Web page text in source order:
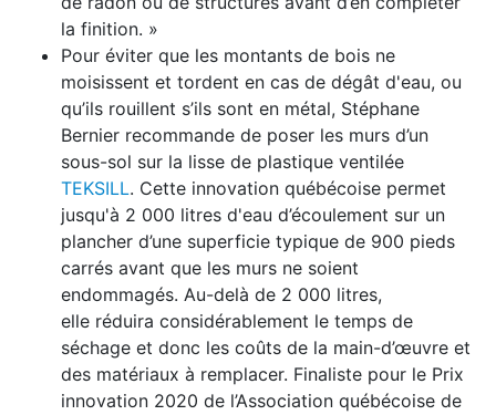
la finition. »
Pour éviter que les montants de bois ne
moisissent et tordent en cas de dégât d'eau, ou
qu’ils rouillent s’ils sont en métal, Stéphane
Bernier recommande de poser les murs d’un
sous-sol sur la lisse de plastique ventilée
TEKSILL. Cette innovation québécoise permet
jusqu'à 2 000 litres d'eau d’écoulement sur un
plancher d’une superficie typique de 900 pieds
carrés avant que les murs ne soient
endommagés. Au-delà de 2 000 litres,
elle réduira considérablement le temps de
séchage et donc les coûts de la main-d’œuvre et
des matériaux à remplacer. Finaliste pour le Prix
innovation 2020 de l’Association québécoise de